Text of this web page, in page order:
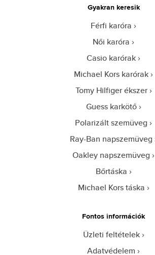
Gyakran keresik
Férfi karóra
Női karóra
Casio karórak
Michael Kors karórak
Tomy Hilfiger ékszer
Guess karkötő
Polarizált szemüveg
Ray-Ban napszemüveg
Oakley napszemüveg
Bőrtáska
Michael Kors táska
Fontos információk
Üzleti feltételek
Adatvédelem